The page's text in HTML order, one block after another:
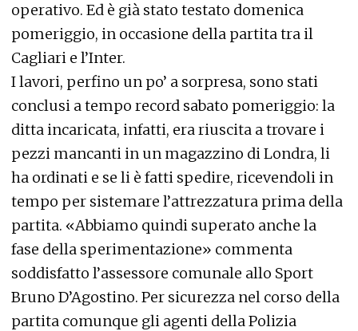
operativo. Ed è già stato testato domenica
pomeriggio, in occasione della partita tra il
Cagliari e l’Inter.
I lavori, perfino un po’ a sorpresa, sono stati
conclusi a tempo record sabato pomeriggio: la
ditta incaricata, infatti, era riuscita a trovare i
pezzi mancanti in un magazzino di Londra, li
ha ordinati e se li è fatti spedire, ricevendoli in
tempo per sistemare l’attrezzatura prima della
partita. «Abbiamo quindi superato anche la
fase della sperimentazione» commenta
soddisfatto l’assessore comunale allo Sport
Bruno D’Agostino. Per sicurezza nel corso della
partita comunque gli agenti della Polizia